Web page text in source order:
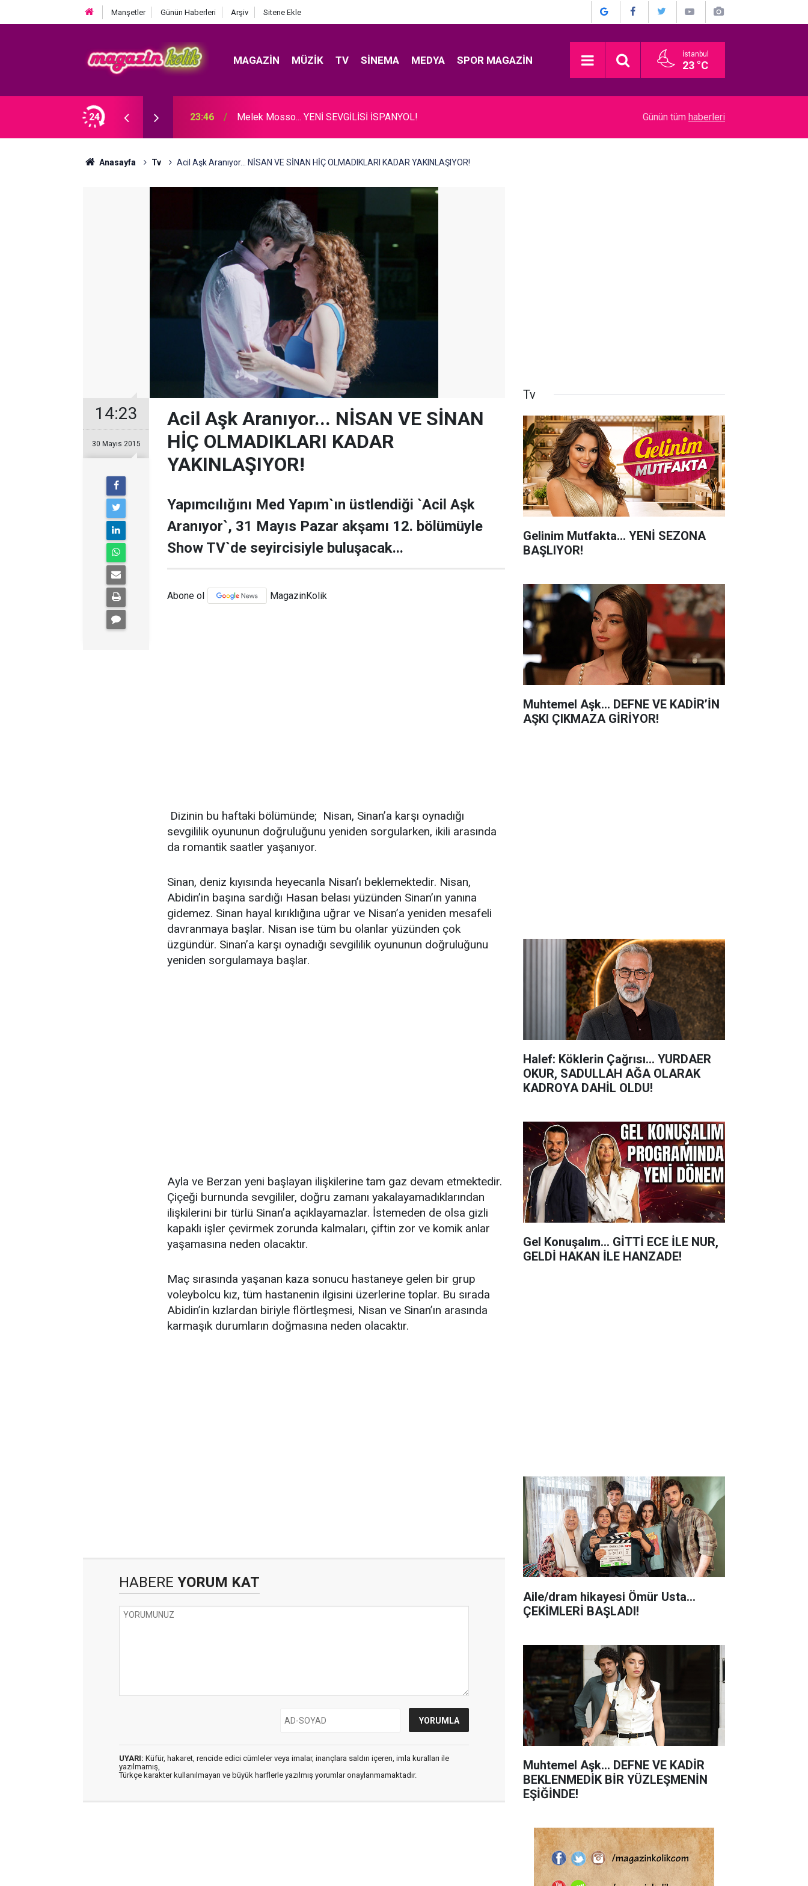
Manşetler Günün Haberleri Arşiv Sitene Ekle
MAGAZIN MÜZIK TV SINEMA MEDYA SPOR MAGAZIN İstanbul
23 °C
24
TAZMİNATI FAİZİYLE BİRLİKTE ALACAK. 23:46 Melek Mosso... YENİ SEVGİLİSİ İSPANYOL! “Dedemin Evi”… SIRBİSTAN’DAN EN İYİ
Günün tüm haberleri
Anasayfa Tv Acil Aşk Aranıyor... NİSAN VE SİNAN HİÇ OLMADIKLARI KADAR YAKINLAŞIYOR!
14:23
30 Mayıs 2015
Acil Aşk Aranıyor... NİSAN VE SİNAN
HİÇ OLMADIKLARI KADAR
YAKINLAŞIYOR!
Yapımcılığını Med Yapım`ın üstlendiği `Acil Aşk
Aranıyor`, 31 Mayıs Pazar akşamı 12. bölümüyle
Show TV`de seyircisiyle buluşacak...
Abone ol MagazinKolik
Dizinin bu haftaki bölümünde; Nisan, Sinan’a karşı oynadığı
sevgililik oyununun doğruluğunu yeniden sorgularken, ikili arasında
da romantik saatler yaşanıyor.
Sinan, deniz kıyısında heyecanla Nisan’ı beklemektedir. Nisan,
Abidin’in başına sardığı Hasan belası yüzünden Sinan’ın yanına
gidemez. Sinan hayal kırıklığına uğrar ve Nisan’a yeniden mesafeli
davranmaya başlar. Nisan ise tüm bu olanlar yüzünden çok
üzgündür. Sinan’a karşı oynadığı sevgililik oyununun doğruluğunu
yeniden sorgulamaya başlar.
Ayla ve Berzan yeni başlayan ilişkilerine tam gaz devam etmektedir.
Çiçeği burnunda sevgililer, doğru zamanı yakalayamadıklarından
ilişkilerini bir türlü Sinan’a açıklayamazlar. İstemeden de olsa gizli
kapaklı işler çevirmek zorunda kalmaları, çiftin zor ve komik anlar
yaşamasına neden olacaktır.
Maç sırasında yaşanan kaza sonucu hastaneye gelen bir grup
voleybolcu kız, tüm hastanenin ilgisini üzerlerine toplar. Bu sırada
Abidin’in kızlardan biriyle flörtleşmesi, Nisan ve Sinan’ın arasında
karmaşık durumların doğmasına neden olacaktır.
HABERE YORUM KAT
UYARI: Küfür, hakaret, rencide edici cümleler veya imalar, inançlara saldırı içeren, imla kuralları ile
yazılmamış,
Türkçe karakter kullanılmayan ve büyük harflerle yazılmış yorumlar onaylanmamaktadır.
Tv
Gelinim Mutfakta... YENİ SEZONA
BAŞLIYOR!
Muhtemel Aşk... DEFNE VE KADİR’İN
AŞKI ÇIKMAZA GİRİYOR!
Halef: Köklerin Çağrısı... YURDAER
OKUR, SADULLAH AĞA OLARAK
KADROYA DAHİL OLDU!
Gel Konuşalım... GİTTİ ECE İLE NUR,
GELDİ HAKAN İLE HANZADE!
Aile/dram hikayesi Ömür Usta...
ÇEKİMLERİ BAŞLADI!
Muhtemel Aşk... DEFNE VE KADİR
BEKLENMEDİK BİR YÜZLEŞMENİN
EŞİĞİNDE!